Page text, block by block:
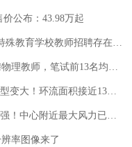
公布：43.98万起
招聘存在违规行为”：已启动问责程序 副校长被停职
均遭淘汰？教育局：已叫停招聘，成立调查组全面核查
！环流面积接近13个浙江那么大
附近最大风力已达15级 最新研判
率图像来了